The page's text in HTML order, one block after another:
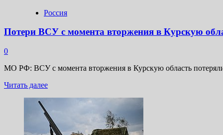
в
области
Россия
Потери ВСУ с момента вторжения в Курскую
0
МО РФ: ВСУ с момента вторжения в Курскую область
Читать далееПрочитать
Потери
ВСУ
с